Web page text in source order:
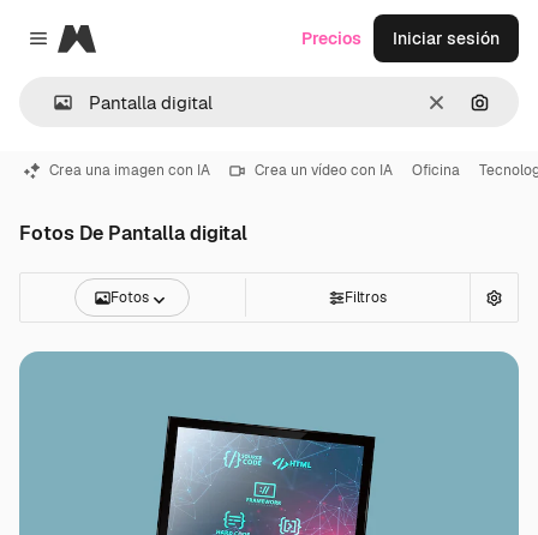
Close menu
Magnific
Borrar
Precios Iniciar sesión
Crea una imagen con IA Crea un vídeo con IA Oficina
Fotos De Pantalla digital
Fotos Filtros